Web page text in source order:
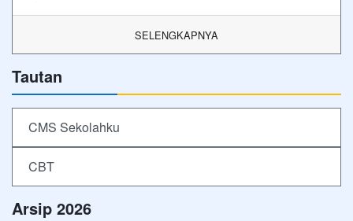
SELENGKAPNYA
Tautan
CMS Sekolahku
CBT
Arsip 2026